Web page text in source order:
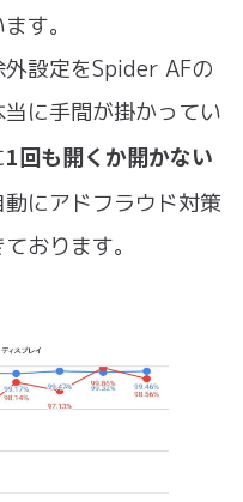
す。
設定をSpider AFの
に手間が掛かってい
1回も開くか開かない
にアドフラウド対策
おります。